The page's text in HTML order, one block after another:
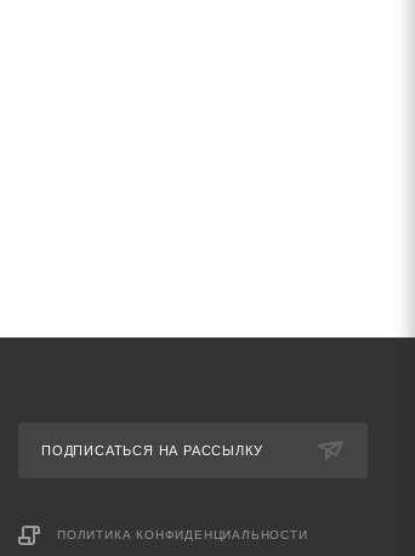
ПОДПИСАТЬСЯ НА РАССЫЛКУ
ПОЛИТИКА КОНФИДЕНЦИАЛЬНОСТИ